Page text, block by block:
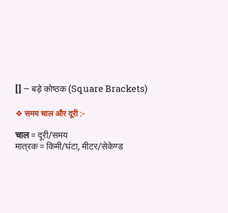
[] – बड़े कोष्ठक (Square Brackets)
❖समय चाल और दूरी :-
चाल= दूरी/समय
मात्रक = किमी/घंटा, मीटर/सेकेण्ड